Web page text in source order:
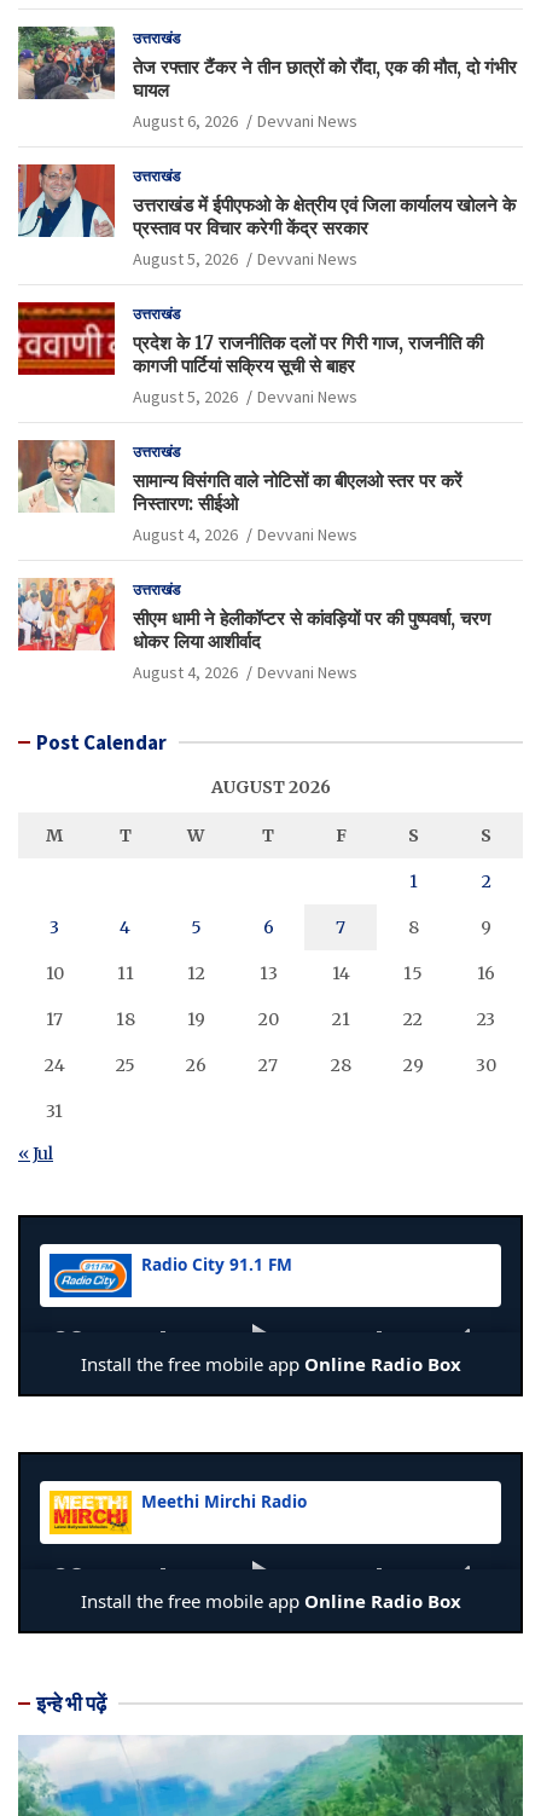
उत्तराखंड
तेज रफ्तार टैंकर ने तीन छात्रों को रौंदा, एक की मौत, दो गंभीर
घायल
August 6, 2026 Devvani News
उत्तराखंड
उत्तराखंड में ईपीएफओ के क्षेत्रीय एवं जिला कार्यालय खोलने के
प्रस्ताव पर विचार करेगी केंद्र सरकार
August 5, 2026 Devvani News
उत्तराखंड
प्रदेश के 17 राजनीतिक दलों पर गिरी गाज, राजनीति की
कागजी पार्टियां सक्रिय सूची से बाहर
August 5, 2026 Devvani News
उत्तराखंड
सामान्य विसंगति वाले नोटिसों का बीएलओ स्तर पर करें
निस्तारण: सीईओ
August 4, 2026 Devvani News
उत्तराखंड
सीएम धामी ने हेलीकॉप्टर से कांवड़ियों पर की पुष्पवर्षा, चरण
धोकर लिया आशीर्वाद
August 4, 2026 Devvani News
Post Calendar
AUGUST 2026
M T W T F S S
1 2
3 4 5 6 7 8 9
10 11 12 13 14 15 16
17 18 19 20 21 22 23
24 25 26 27 28 29 30
31
« Jul
इन्हे भी पढ़ें